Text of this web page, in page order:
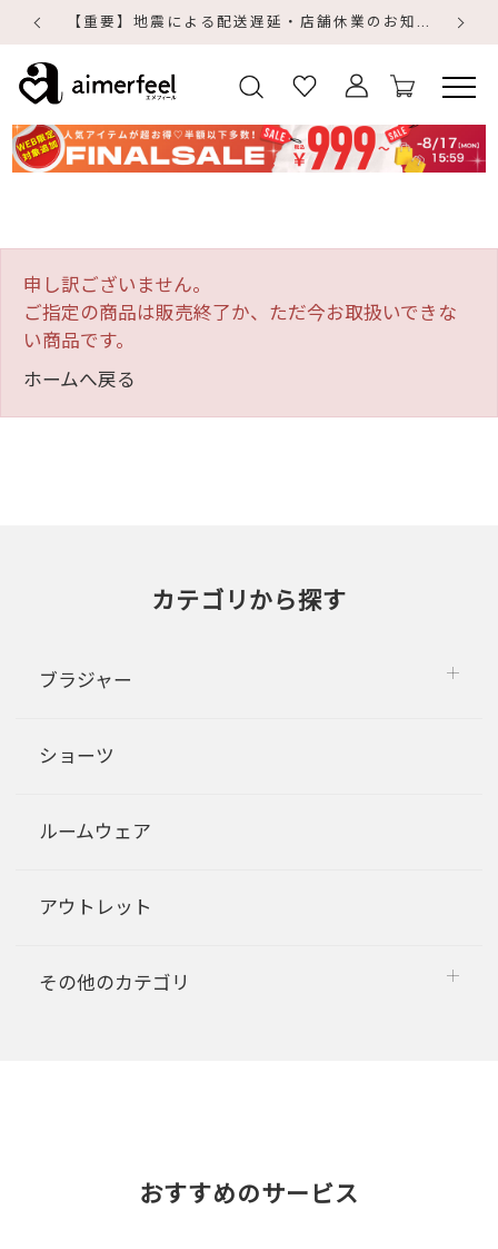
【重要】地震による配送遅延・店舗休業のお知らせ
申し訳ございません。
ご指定の商品は販売終了か、ただ今お取扱いできな
い商品です。
ホームへ戻る
カテゴリから探す
ブラジャー
ショーツ
ルームウェア
アウトレット
その他のカテゴリ
おすすめのサービス